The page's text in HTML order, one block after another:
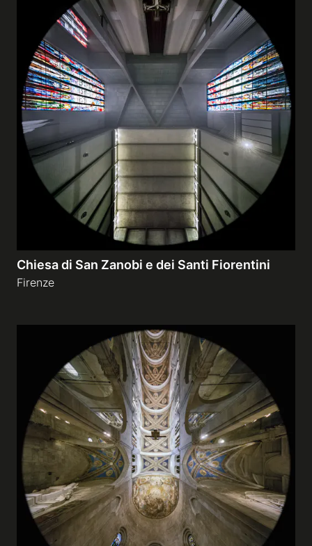
Chiesa di San Zanobi e dei Santi Fiorentini
Firenze